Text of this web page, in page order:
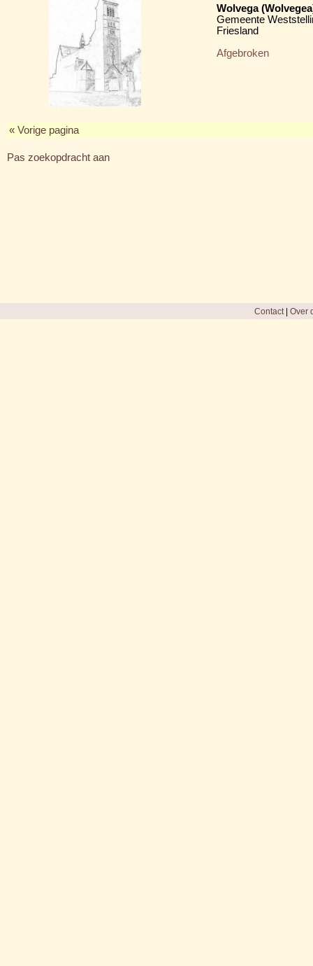
Wolvega
Gemeente
Friesland
Afgebroken
« Vorige pagina
Pas zoekopdracht aan
Contact| Over